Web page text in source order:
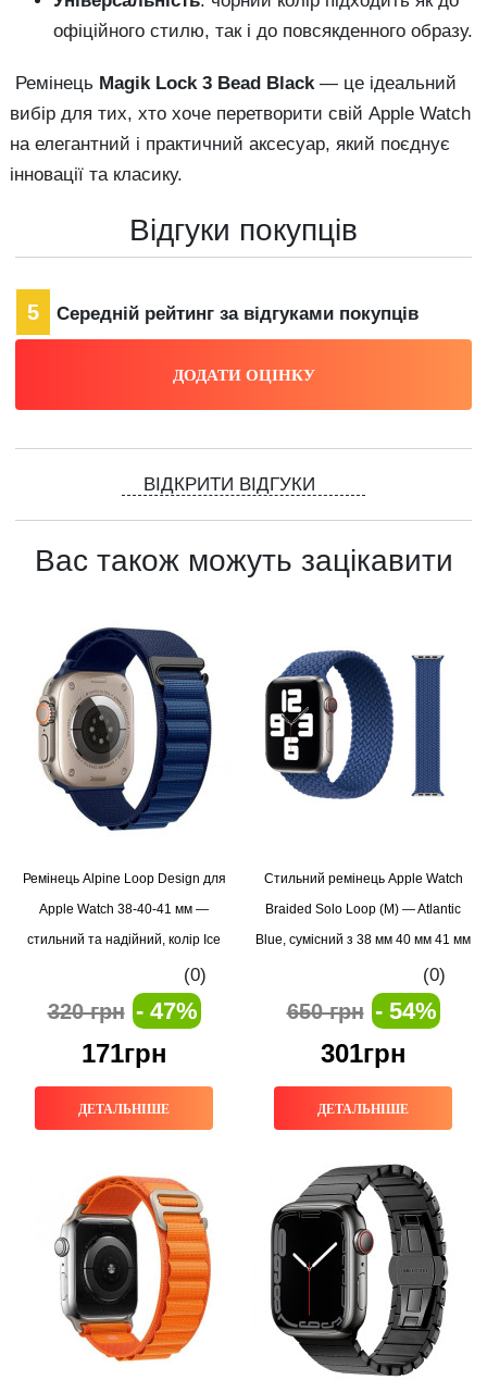
офіційного стилю, так і до повсякденного образу.
Ремінець Magik Lock 3 Bead Black— це ідеальний
вибір для тих, хто хоче перетворити свій Apple Watch
на елегантний і практичний аксесуар, який поєднує
інновації та класику.
Відгуки покупців
5 Середній рейтинг за відгуками покупців
ВІДКРИТИ ВІДГУКИ
Вас також можуть зацікавити
Ремінець Alpine Loop Design для
Apple Watch 38-40-41 мм —
стильний та надійний, колір Ice
(0)
320 грн - 47%
171грн
ДЕТАЛЬНІШЕ
Стильний ремінець Apple Watch
Braided Solo Loop (M) — Atlantic
Blue, сумісний з 38 мм 40 мм 41 мм
(0)
650 грн - 54%
301грн
ДЕТАЛЬНІШЕ